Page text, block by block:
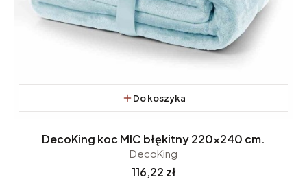
Do koszyka
DecoKing koc MIC błękitny 220x240 cm.
DecoKing
Cena
116,22 zł